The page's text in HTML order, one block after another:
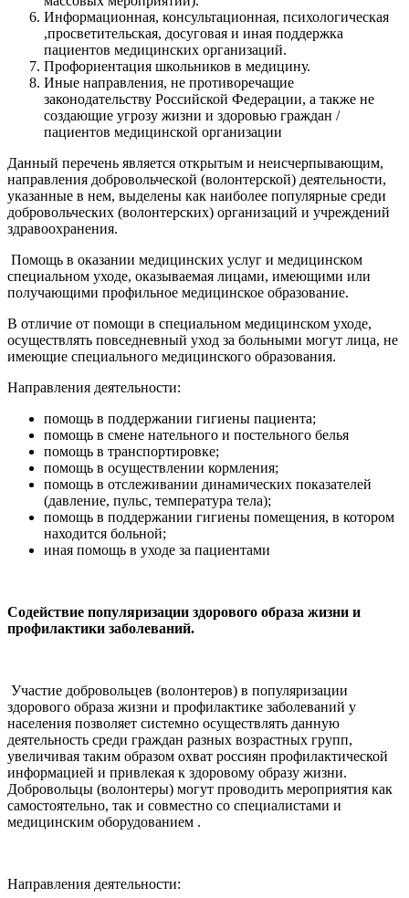
Информационная, консультационная, психологическая
,просветительская, досуговая и иная поддержка
пациентов медицинских организаций.
Профориентация школьников в медицину.
Иные направления, не противоречащие
законодательству Российской Федерации, а также не
создающие угрозу жизни и здоровью граждан /
пациентов медицинской организации
Данный перечень является открытым и неисчерпывающим,
направления добровольческой (волонтерской) деятельности,
указанные в нем, выделены как наиболее популярные среди
добровольческих (волонтерских) организаций и учреждений
здравоохранения.
Помощь в оказании медицинских услуг и медицинском
специальном уходе, оказываемая лицами, имеющими или
получающими профильное медицинское образование.
В отличие от помощи в специальном медицинском уходе,
осуществлять повседневный уход за больными могут лица, не
имеющие специального медицинского образования.
Направления деятельности:
помощь в поддержании гигиены пациента;
помощь в смене нательного и постельного белья
помощь в транспортировке;
помощь в осуществлении кормления;
помощь в отслеживании динамических показателей
(давление, пульс, температура тела);
помощь в поддержании гигиены помещения, в котором
находится больной;
иная помощь в уходе за пациентами
Содействие популяризации здорового образа жизни и
профилактики заболеваний.
Участие добровольцев (волонтеров) в популяризации
здорового образа жизни и профилактике заболеваний у
населения позволяет системно осуществлять данную
деятельность среди граждан разных возрастных групп,
увеличивая таким образом охват россиян профилактической
информацией и привлекая к здоровому образу жизни.
Добровольцы (волонтеры) могут проводить мероприятия как
самостоятельно, так и совместно со специалистами и
медицинским оборудованием .
Направления деятельности: